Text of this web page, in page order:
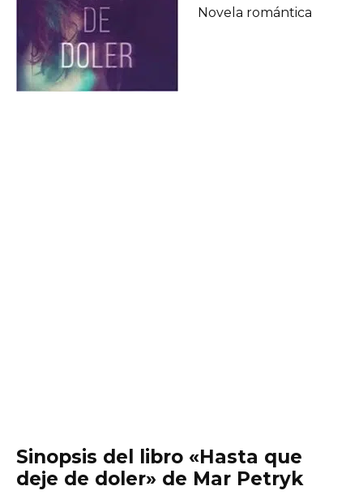
Novela romántica
Sinopsis del libro «Hasta que
deje de doler» de Mar Petryk